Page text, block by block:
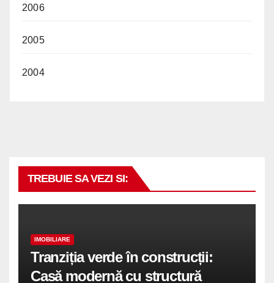
2006
2005
2004
TREBUIE SA VEZI SI:
IMOBILIARE
Tranziția verde în construcții:
Casă modernă cu structură